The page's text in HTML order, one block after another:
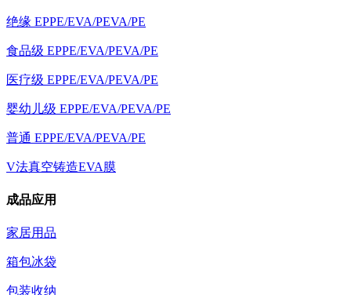
绝缘 EPPE/EVA/PEVA/PE
食品级 EPPE/EVA/PEVA/PE
医疗级 EPPE/EVA/PEVA/PE
婴幼儿级 EPPE/EVA/PEVA/PE
普通 EPPE/EVA/PEVA/PE
V法真空铸造EVA膜
成品应用
家居用品
箱包冰袋
包装收纳